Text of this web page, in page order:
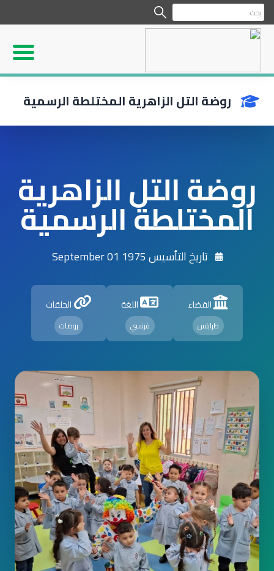
روضة التل الزاهرية المختلطة الرسمية
روضة التل الزاهرية
المختلطة الرسمية
تاريخ التأسيس 1975 September 01
القضاء
طرابلس
اللغة
فرنسي
الحلقات
روضات